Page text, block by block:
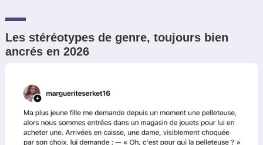
Les stéréotypes de genre, toujours bien
ancrés en 2026